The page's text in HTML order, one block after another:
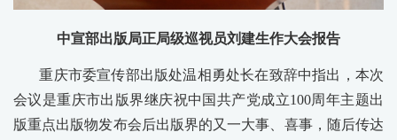
中宣部出版局正局级巡视员刘建生作大会报告
重庆市委宣传部出版处温相勇处长在致辞中指出，本次
会议是重庆市出版界继庆祝中国共产党成立100周年主题出
版重点出版物发布会后出版界的又一大事、喜事，随后传达